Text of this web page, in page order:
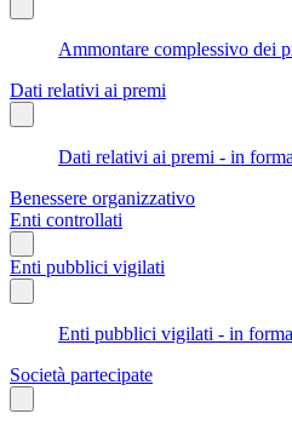
Ammontare complessivo dei
Dati relativi ai premi
Dati relativi ai premi - in
Benessere organizzativo
Enti controllati
Enti pubblici vigilati
Enti pubblici vigilati - in
Società partecipate